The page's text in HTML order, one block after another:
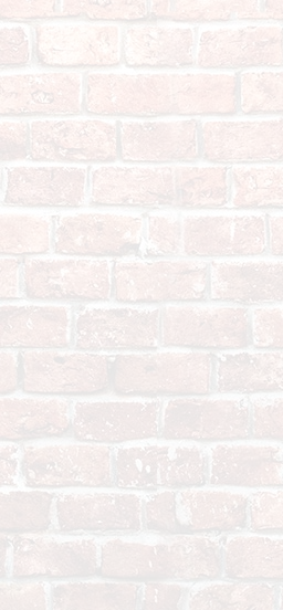
ACORN - CHROME -
31-40A
12 - JOINT D'EMBASE
FOAMET - OEM 16776-63 -
GENUINE JAMES GASKETS - LA
43,05
TTC
PIKE 1937 ROAMER SHIRT M
BRWNF
51,34